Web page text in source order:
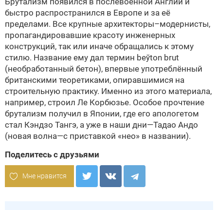
быстро распространился в Европе и за её
пределами. Все крупные архитекторы–модернисты,
пропагандировавшие красоту инженерных
конструкций, так или иначе обращались к этому
стилю. Название ему дал термин beўton brut
(необработанный бетон), впервые употреблённый
британскими теоретиками, опиравшимися на
строительную практику. Именно из этого материала,
например, строил Ле Корбюзье. Особое прочтение
брутализм получил в Японии, где его апологетом
стал Кэндзо Тангэ, а уже в наши дни—Тадао Андо
(новая волна—с приставкой «нео» в названии).
Поделитесь с друзьями
Мне нравится